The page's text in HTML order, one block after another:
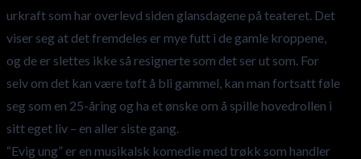
urkraft som har overlevd siden glansdagene på teateret. Det
viser seg at det fremdeles er mye futt i de gamle kroppene,
og de er slettes ikke så resignerte som det ser ut som. For
selv om det kan være tøft å bli gammel, kan man fortsatt føle
seg som en 25-åring og ha et ønske om å spille hovedrollen i
sitt eget liv – en aller siste gang.
“Evig ung” er en musikalsk komedie med trøkk som handler